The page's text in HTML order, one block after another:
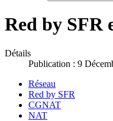
Red by SFR
Détails
Publication : 9
Réseau
Red by SFR
CGNAT
NAT